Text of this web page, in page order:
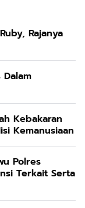
Rajanya
Kebakaran
Kemanusiaan
Polres